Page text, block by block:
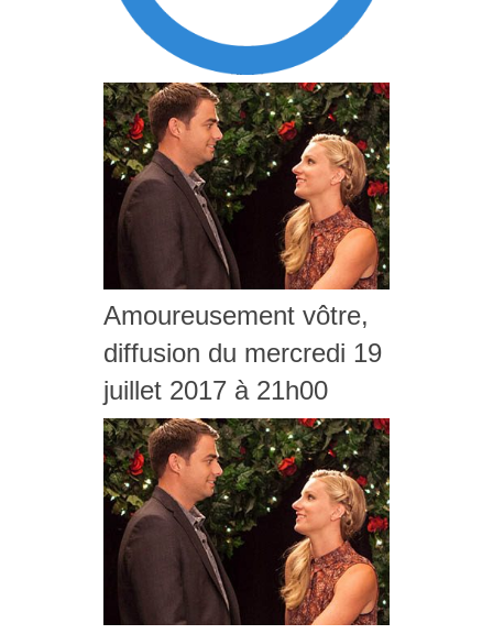
Amoureusement vôtre,
diffusion du mercredi 19
juillet 2017 à 21h00